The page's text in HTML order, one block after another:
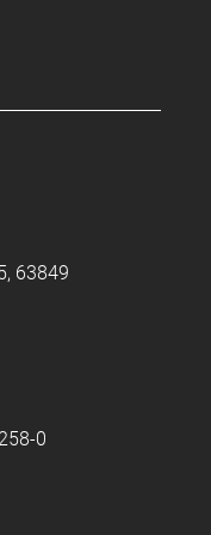
63849
0